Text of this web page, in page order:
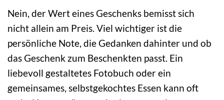
Nein, der Wert eines Geschenks bemisst sich
nicht allein am Preis. Viel wichtiger ist die
persönliche Note, die Gedanken dahinter und ob
das Geschenk zum Beschenkten passt. Ein
liebevoll gestaltetes Fotobuch oder ein
gemeinsames, selbstgekochtes Essen kann oft